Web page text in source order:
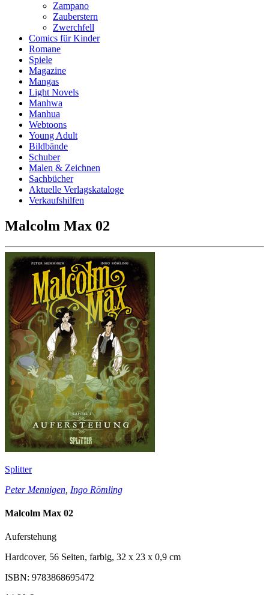
Zampano
Zauberstern
Zwerchfell
Comics für Kinder
Romane
Spiele
Magazine
Mangas
Light Novels
Manhwa
Manhua
Webtoons
Young Adult
Bildbände
Schuber
Malen & Zeichnen
Sachbücher
Aktuelle Verlagskataloge
Verkaufshilfen
Malcolm Max 02
Splitter
Peter Mennigen Ingo Römling
Malcolm Max 02
Auferstehung
Hardcover, 56 Seiten, farbig, 32 x 23 x 0,9 cm
ISBN: 9783868695472